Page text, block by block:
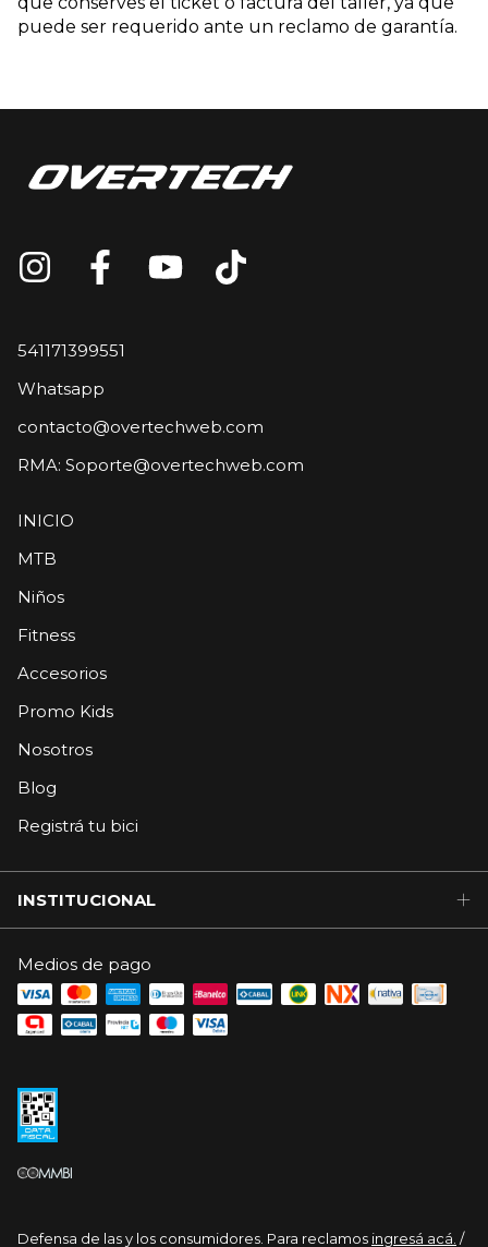
puede ser requerido ante un reclamo de garantía.
541171399551
Whatsapp
contacto@overtechweb.com
RMA: Soporte@overtechweb.com
INICIO
MTB
Niños
Fitness
Accesorios
Promo Kids
Nosotros
Blog
Registrá tu bici
INSTITUCIONAL
Medios de pago
Defensa de las y los consumidores. Para reclamos ingresá acá. /